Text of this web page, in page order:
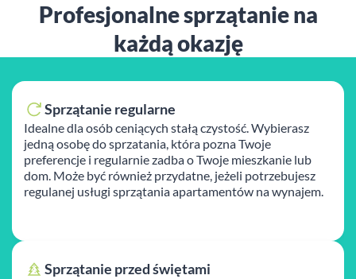
Profesjonalne sprzątanie na
każdą okazję
Sprzątanie regularne
Idealne dla osób ceniących stałą czystość. Wybierasz
jedną osobę do sprzatania, która pozna Twoje
preferencje i regularnie zadba o Twoje mieszkanie lub
dom. Może być również przydatne, jeżeli potrzebujesz
regulanej usługi sprzątania apartamentów na wynajem.
Sprzątanie przed świętami